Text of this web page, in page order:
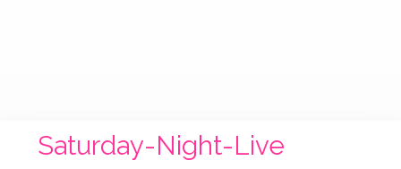
Saturday-Night-Live